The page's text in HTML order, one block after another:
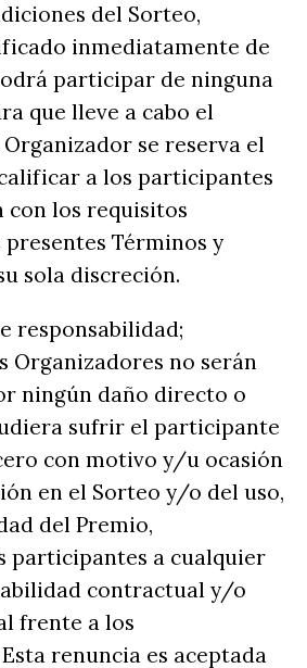
del Sorteo,
inmediatamente de
participar de ninguna
que lleve a cabo el
se reserva el
a los participantes
con los requisitos
Términos y
sola discreción.
responsabilidad;
Organizadores no serán
ningún daño directo o
sufrir el participante
con motivo y/u ocasión
en el Sorteo y/o del uso,
del Premio,
participantes a cualquier
contractual y/o
frente a los
renuncia es aceptada